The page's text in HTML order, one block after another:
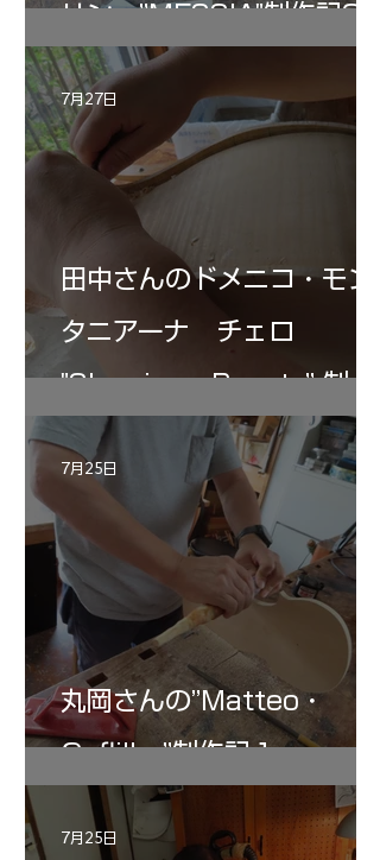
リン ”MESSIA"制作記33
田中さんのドメニコ・モン
タニアーナ チェロ
"Sleeping・Beauty” 制作
記 30
7月27日
丸岡さんの”Matteo・
Gofliller”制作記１
7月25日
7月25日